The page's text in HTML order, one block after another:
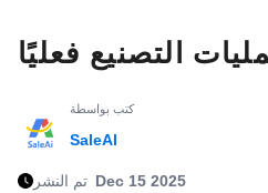
التصنيع فعليًا
كتب بواسطة
SaleAI
تم النشر Dec 15 2025